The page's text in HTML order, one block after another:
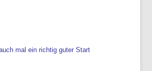
mal ein richtig guter Start